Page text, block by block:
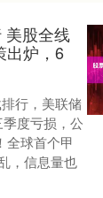
美股全线
出炉，6
行，美联储
度亏损，公
全球首个甲
，信息量也